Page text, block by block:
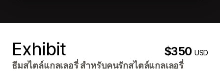
Exhibit $350USD
ธีมสไตล์แกลเลอรี่ สำหรับคนรักสไตล์แกลเลอรี่